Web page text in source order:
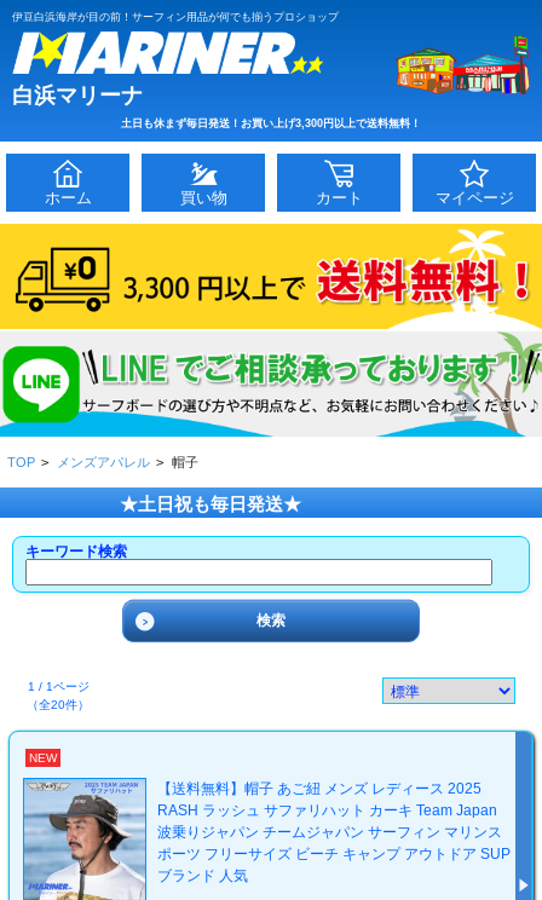
伊豆白浜海岸が目の前！サーフィン用品が何でも揃うプロショップ
白浜マリーナ
土日も休まず毎日発送！お買い上げ3,300円以上で送料無料！
ホーム 買い物 カート マイページ
TOP > メンズアパレル > 帽子
★土日祝も毎日発送★
キーワード検索
1 / 1ページ
（全20件）
NEW
【送料無料】帽子 あご紐 メンズ レディース 2025
RASH ラッシュ サファリハット カーキ Team Japan
波乗りジャパン チームジャパン サーフィン マリンス
ポーツ フリーサイズ ビーチ キャンプ アウトドア SUP
ブランド 人気